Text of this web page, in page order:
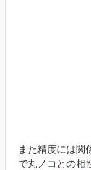
また精度には関
で丸ノコとの相